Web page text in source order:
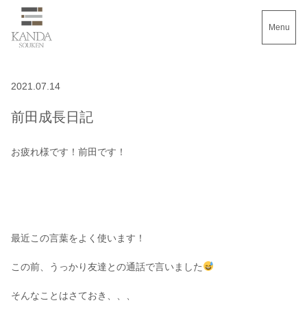
Menu
2021.07.14
前田成長日記
お疲れ様です！前田です！
最近この言葉をよく使います！
この前、うっかり友達との通話で言いました
そんなことはさておき、、、